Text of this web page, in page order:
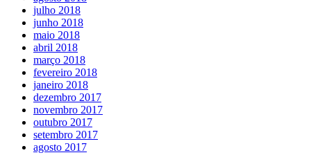
julho 2018
junho 2018
maio 2018
abril 2018
março 2018
fevereiro 2018
janeiro 2018
dezembro 2017
novembro 2017
outubro 2017
setembro 2017
agosto 2017